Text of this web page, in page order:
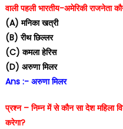
वाली पहली भारतीय-अमेरिकी राजनेता
(A) मनिका खत्री
(B) रीथ छिल्लर
(C) कमला हेरिस
(D) अरुणा मिलर
Ans :- अरुणा मिलर
प्रश्न – निम्न में से कौन सा देश महिला
करेगा?